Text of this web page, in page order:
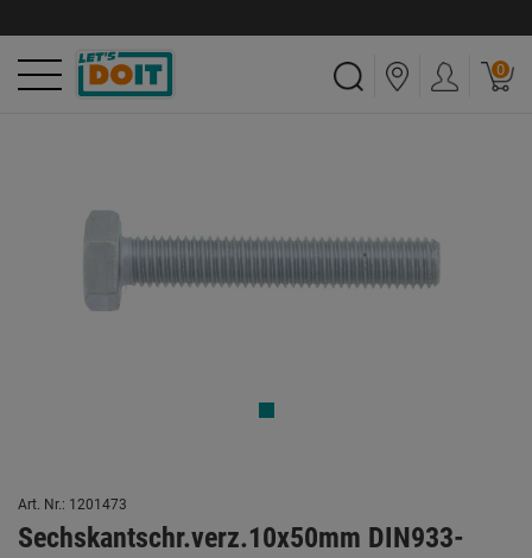
0
Art. Nr.: 1201473
Sechskantschr.verz.10x50mm DIN933-